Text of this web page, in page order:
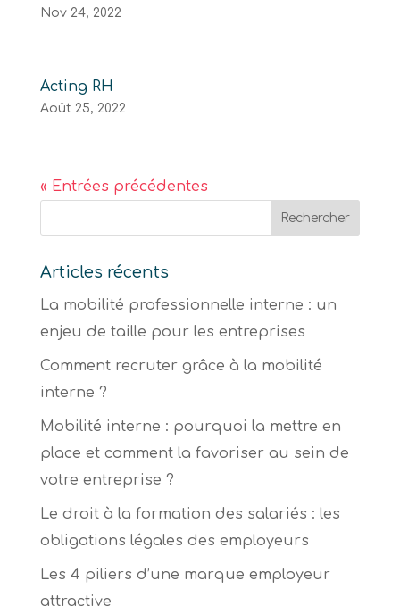
Nov 24, 2022
Acting RH
Août 25, 2022
« Entrées précédentes
Articles récents
La mobilité professionnelle interne : un
enjeu de taille pour les entreprises
Comment recruter grâce à la mobilité
interne ?
Mobilité interne : pourquoi la mettre en
place et comment la favoriser au sein de
votre entreprise ?
Le droit à la formation des salariés : les
obligations légales des employeurs
Les 4 piliers d’une marque employeur
attractive